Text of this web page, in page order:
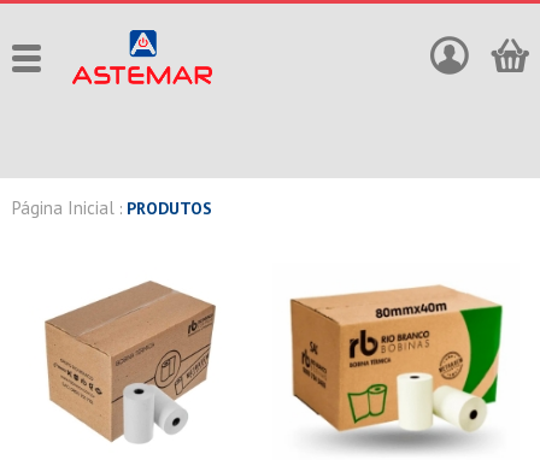
Página Inicial : PRODUTOS